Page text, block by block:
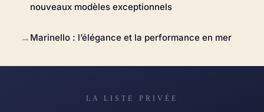
nouveaux modèles exceptionnels
→ Marinello : l’élégance et la performance en mer
LA LISTE PRIVÉE